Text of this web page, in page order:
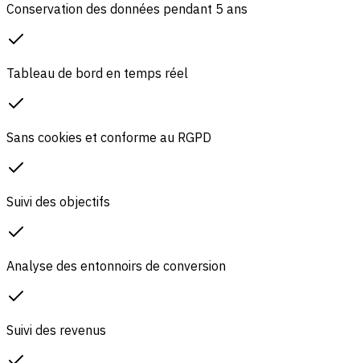
Conservation des données pendant 5 ans
Tableau de bord en temps réel
Sans cookies et conforme au RGPD
Suivi des objectifs
Analyse des entonnoirs de conversion
Suivi des revenus